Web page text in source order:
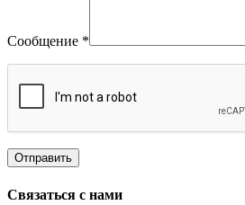
Сообщение *
Связаться с нами